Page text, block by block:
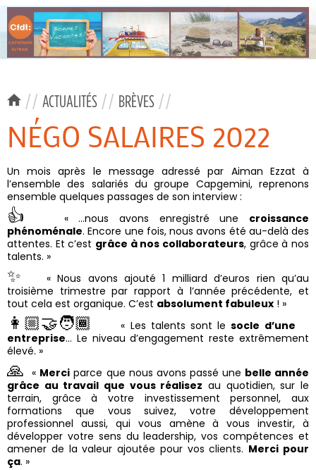
// ACTUALITÉS // BRÈVES //
NÉGO SALAIRES 2022
Un mois après le message adressé par Aiman Ezzat à
l’ensemble des salariés du groupe Capgemini, reprenons
ensemble quelques passages de son interview :
👍 « …nous avons enregistré une croissance
phénoménale. Encore une fois, nous avons été au-delà des
attentes. Et c’est grâce à nos collaborateurs, grâce à nos
talents. »
✨
« Nous avons ajouté 1 milliard d’euros rien qu’au
troisième trimestre par rapport à l’année précédente, et
tout cela est organique. C’est absolument fabuleux ! »
👩🏼‍🤝‍🧑🏾 « Les talents sont lesocle d’une
entreprise… Le niveau d’engagement reste extrêmement
élevé. »
🙏 « Merci parce que nous avons passé une belle année
grâce au travail que vous réalisez au quotidien, sur le
terrain, grâce à votre investissement personnel, aux
formations que vous suivez, votre développement
professionnel aussi, qui vous amène à vous investir, à
développer votre sens du leadership, vos compétences et
amener de la valeur ajoutée pour vos clients. Merci pour
ça. »